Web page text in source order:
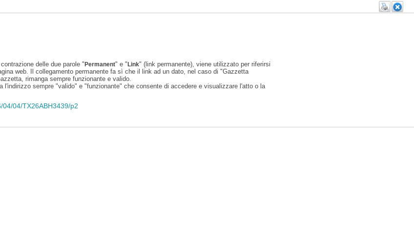
delle due parole "Permanent" e "Link" (link permanente), viene utilizzato per riferirsi
web. Il collegamento permanente fa sì che il link ad un dato, nel caso di "Gazzetta
rimanga sempre funzionante e valido.
l'indirizzo sempre "valido" e "funzionante" che consente di accedere e visualizzare l'atto o la
04/04/TX26ABH3439/p2